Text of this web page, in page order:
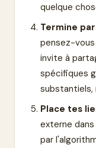
quelque
Termine
pensez-
invite à
spécifiques
substantiels,
Place tes
externe
par